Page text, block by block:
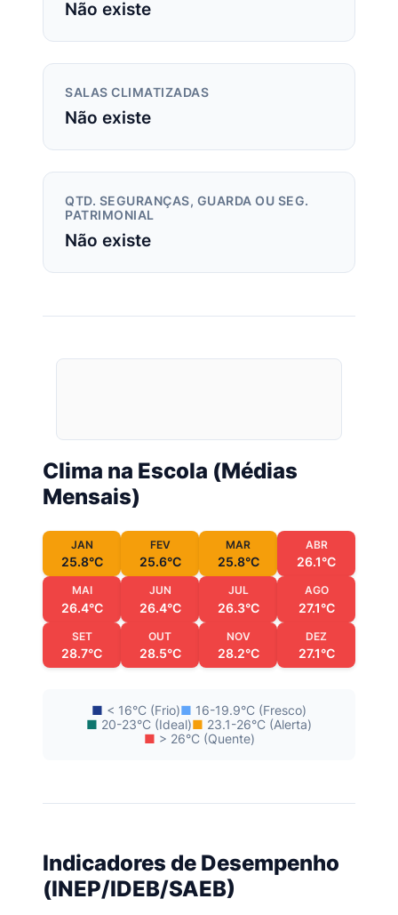
Não existe
SALAS CLIMATIZADAS
Não existe
QTD. SEGURANÇAS, GUARDA OU SEG.
PATRIMONIAL
Não existe
Clima na Escola (Médias
Mensais)
JAN
25.8°C
FEV
25.6°C
MAR
25.8°C
ABR
26.1°C
MAI
26.4°C
JUN
26.4°C
JUL
26.3°C
AGO
27.1°C
SET
28.7°C
OUT
28.5°C
NOV
28.2°C
DEZ
27.1°C
■ < 16°C (Frio)■ 16-19.9°C (Fresco)
■ 20-23°C (Ideal)■ 23.1-26°C (Alerta)
■ > 26°C (Quente)
Indicadores de Desempenho
(INEP/IDEB/SAEB)